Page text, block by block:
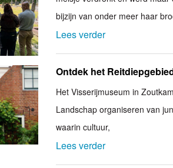
bijzijn van onder meer haar
Lees verder
Ontdek het
Het Visserijmuseum in
Landschap organiseren van
waarin cultuur,
Lees verder